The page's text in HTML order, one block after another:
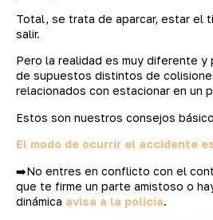
Total, se trata de aparcar, estar el
salir.
Pero la realidad es muy diferente y
de supuestos distintos de
relacionados con estacionar en un
Estos son nuestros consejos
El modo de ocurrir el accidente
➡️No entres en conflicto con el
que te firme un parte amistoso o
dinámica avisa a la policía.